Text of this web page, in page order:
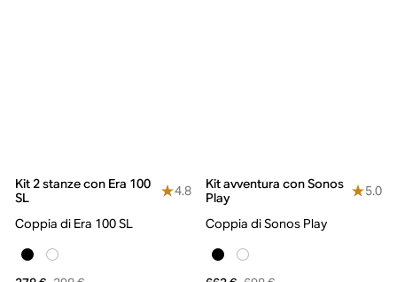
Kit 2 stanze con Era 100
SL
4.8
Coppia di Era 100 SL
Kit avventura con Sonos
Play
5.0
Coppia di Sonos Play